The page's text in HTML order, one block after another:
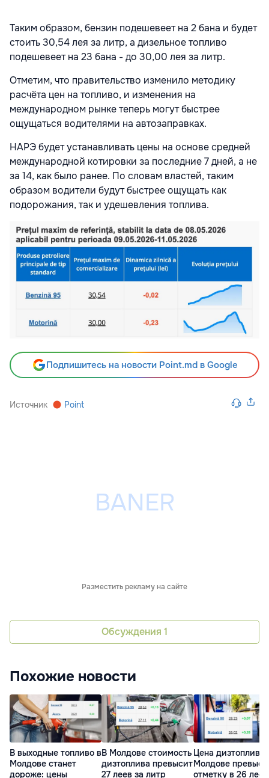
Таким образом, бензин подешевеет на 2 бана и будет
стоить 30,54 лея за литр, а дизельное топливо
подешевеет на 23 бана - до 30,00 лея за литр.
Отметим, что правительство изменило методику
расчёта цен на топливо, и изменения на
международном рынке теперь могут быстрее
ощущаться водителями на автозаправках.
НАРЭ будет устанавливать цены на основе средней
международной котировки за последние 7 дней, а не
за 14, как было ранее. По словам властей, таким
образом водители будут быстрее ощущать как
подорожания, так и удешевления топлива.
Подпишитесь на новости Point.md в Google
Источник Point
Разместить рекламу на сайте
Обсуждения 1
Похожие новости
В выходные топливо в
Молдове станет
дороже: цены
В Молдове стоимость
дизтоплива превысит
27 леев за литр
Цена дизтоплива
Молдове
отметку в 26 леев